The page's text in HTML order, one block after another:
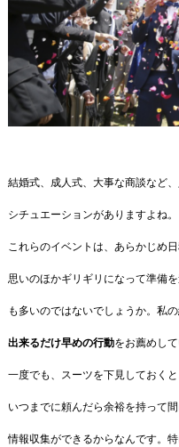
結婚式、成人式、大事な商談など
シチュエーションがありますよね。
これらのイベントは、あらかじめ日
思いのほかギリギリになって準備
も多いのではないでしょうか。私の
出来るだけ早めの行動をお薦めして
一度でも、スーツを下見しておく
いつまでに頼んだら余裕を持って間
情報収集ができるからなんです。